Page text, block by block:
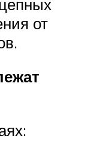
от